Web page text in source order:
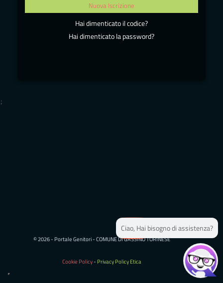
Nuova Iscrizione
Hai dimenticato il codice?
Hai dimenticato la password?
;
© 2026 - Portale Genitori - COMUNE DI GASSINO TORINESE
Cookie Policy- Privacy Policy Etica
Ciao, Hai bisogno di assistenza?